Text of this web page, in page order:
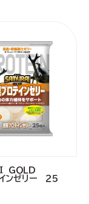
ＧＯＬＤ
ンゼリー ２５